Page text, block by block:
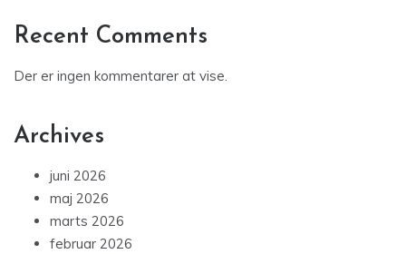
Recent Comments
Der er ingen kommentarer at vise.
Archives
juni 2026
maj 2026
marts 2026
februar 2026